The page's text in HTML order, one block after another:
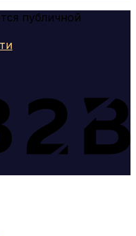
публичной